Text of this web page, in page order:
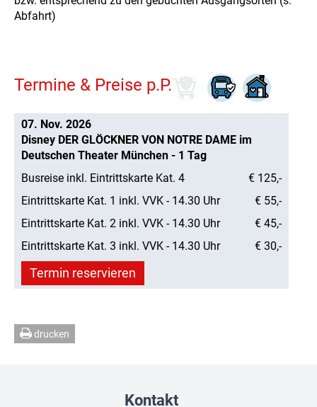
Abfahrt)
Termine & Preise p.P.
07. Nov. 2026
Disney DER GLÖCKNER VON NOTRE DAME im
Deutschen Theater München - 1 Tag
Busreise inkl. Eintrittskarte Kat. 4
€ 125,-
Eintrittskarte Kat. 1 inkl. VVK - 14.30 Uhr
€ 55,-
Eintrittskarte Kat. 2 inkl. VVK - 14.30 Uhr
€ 45,-
Eintrittskarte Kat. 3 inkl. VVK - 14.30 Uhr
€ 30,-
Termin reservieren
drucken
Kontakt